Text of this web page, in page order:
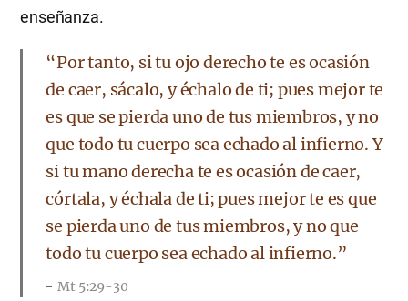
enseñanza.
“Por tanto, si tu ojo derecho te es ocasión
de caer, sácalo, y échalo de ti; pues mejor te
es que se pierda uno de tus miembros, y no
que todo tu cuerpo sea echado al infierno. Y
si tu mano derecha te es ocasión de caer,
córtala, y échala de ti; pues mejor te es que
se pierda uno de tus miembros, y no que
todo tu cuerpo sea echado al infierno.”
Mt 5:29-30